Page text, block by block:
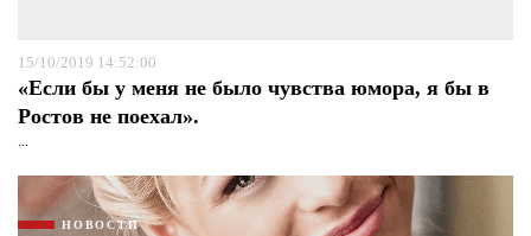
15/10/2019 14:52:00
«Если бы у меня не было чувства юмора, я бы в
Ростов не поехал».
...
НОВОСТИ